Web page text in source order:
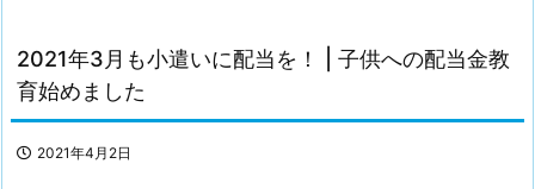
2021年3月も小遣いに配当を！ | 子供への配当金教
育始めました
2021年4月2日